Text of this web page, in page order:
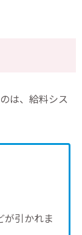
は、給料シス
が引かれま